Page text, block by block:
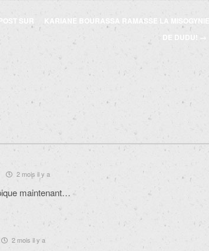
SUR
KARIANE BOURASSA RAMASSE LA MISOGYNIE
DE DUDU!
→
2 mois il y a
maintenant…
2 mois il y a